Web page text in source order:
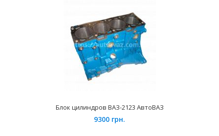
Блок цилиндров ВАЗ-21083 АвтоВАЗ
8500 грн.
Блок цилиндров ВАЗ-2123 АвтоВАЗ
9300 грн.